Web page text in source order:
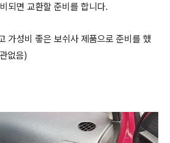
되면 교환할 준비를 합니다.
가성비 좋은 보쉬사 제품으로 준비를 했
없음)